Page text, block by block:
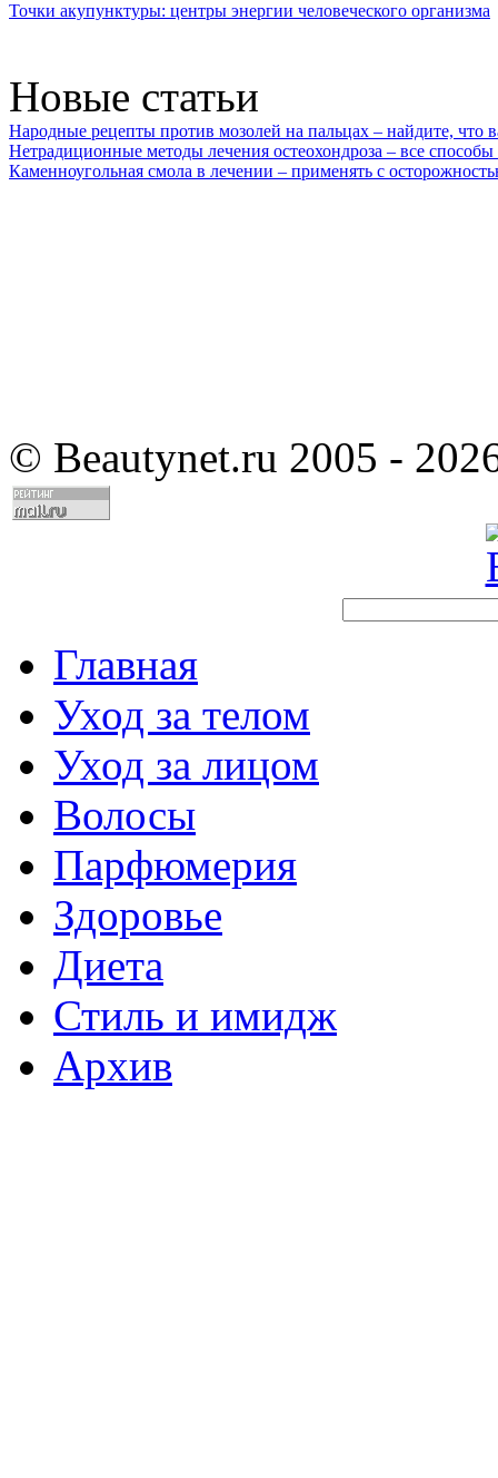
Точки акупунктуры: центры энергии человеческого организма
Новые статьи
Народные рецепты против мозолей на пальцах – найдите, что
Нетрадиционные методы лечения остеохондроза – все
Каменноугольная смола в лечении – применять с
© Beautynet.ru 2005 -
Главная
Уход за телом
Уход за лицом
Волосы
Парфюмерия
Здоровье
Диета
Стиль и имидж
Архив